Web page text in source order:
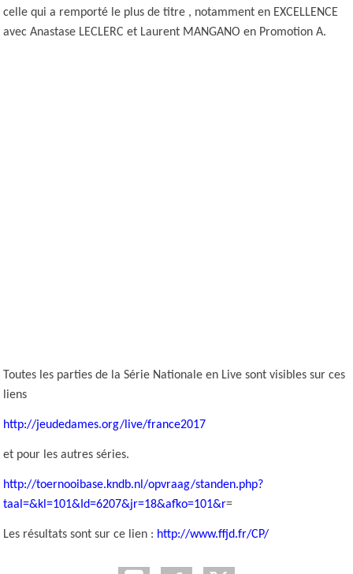
celle qui a remporté le plus de titre , notamment en EXCELLENCE
avec Anastase LECLERC et Laurent MANGANO en Promotion A.
Toutes les parties de la Série Nationale en Live sont visibles sur ces
liens
http://jeudedames.org/live/france2017
et pour les autres séries.
http://toernooibase.kndb.nl/opvraag/standen.php?
taal=&kl=101&Id=6207&jr=18&afko=101&r=
Les résultats sont sur ce lien : http://www.ffjd.fr/CP/